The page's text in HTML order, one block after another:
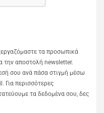
τα προσωπικά
την αποστολή newsletter.
σου ανά πάσα στιγμή μέσω
Για περισσότερες
τα δεδομένα σου, δες